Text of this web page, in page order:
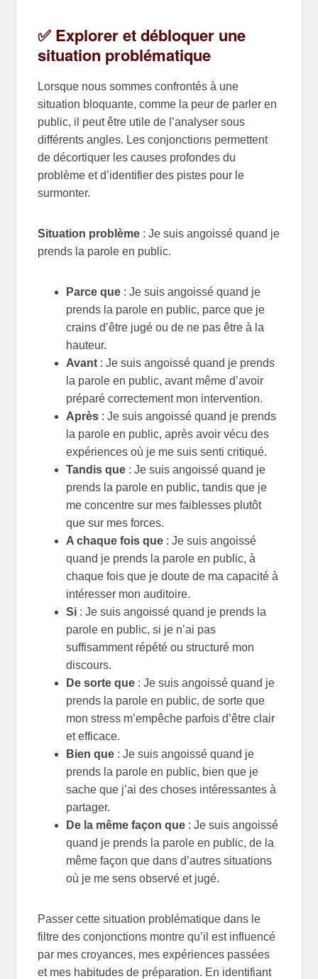
✅ Explorer et débloquer une
situation problématique
Lorsque nous sommes confrontés à une
situation bloquante, comme la peur de parler en
public, il peut être utile de l’analyser sous
différents angles. Les conjonctions permettent
de décortiquer les causes profondes du
problème et d’identifier des pistes pour le
surmonter.
Situation problème : Je suis angoissé quand je
prends la parole en public.
Parce que : Je suis angoissé quand je
prends la parole en public, parce que je
crains d’être jugé ou de ne pas être à la
hauteur.
Avant : Je suis angoissé quand je prends
la parole en public, avant même d’avoir
préparé correctement mon intervention.
Après : Je suis angoissé quand je prends
la parole en public, après avoir vécu des
expériences où je me suis senti critiqué.
Tandis que : Je suis angoissé quand je
prends la parole en public, tandis que je
me concentre sur mes faiblesses plutôt
que sur mes forces.
A chaque fois que : Je suis angoissé
quand je prends la parole en public, à
chaque fois que je doute de ma capacité à
intéresser mon auditoire.
Si : Je suis angoissé quand je prends la
parole en public, si je n’ai pas
suffisamment répété ou structuré mon
discours.
De sorte que : Je suis angoissé quand je
prends la parole en public, de sorte que
mon stress m’empêche parfois d’être clair
et efficace.
Bien que : Je suis angoissé quand je
prends la parole en public, bien que je
sache que j’ai des choses intéressantes à
partager.
De la même façon que : Je suis angoissé
quand je prends la parole en public, de la
même façon que dans d’autres situations
où je me sens observé et jugé.
Passer cette situation problématique dans le
filtre des conjonctions montre qu’il est influencé
par mes croyances, mes expériences passées
et mes habitudes de préparation. En identifiant